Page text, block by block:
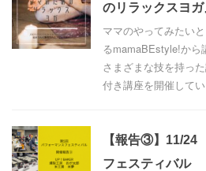
のリラックスヨガ
ママのやってみたい
るmamaBEstyle!から
さまざまな技を持っ
付き講座を開催して
【報告③】11/24
フェスティバル